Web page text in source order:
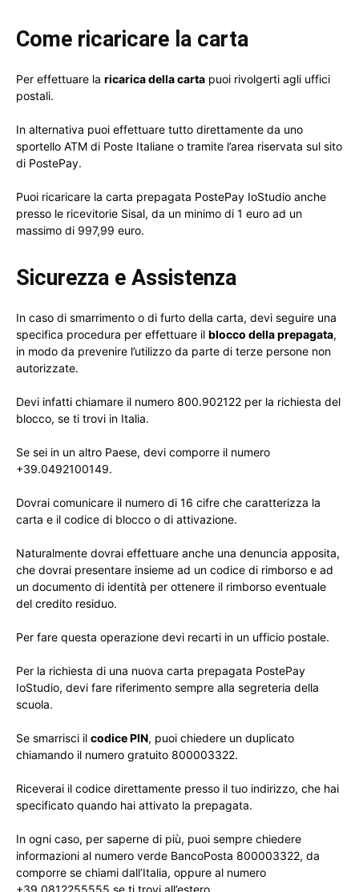
Come ricaricare la carta
Per effettuare la ricarica della carta puoi rivolgerti agli uffici
postali.
In alternativa puoi effettuare tutto direttamente da uno
sportello ATM di Poste Italiane o tramite l’area riservata sul sito
di PostePay.
Puoi ricaricare la carta prepagata PostePay IoStudio anche
presso le ricevitorie Sisal, da un minimo di 1 euro ad un
massimo di 997,99 euro.
Sicurezza e Assistenza
In caso di smarrimento o di furto della carta, devi seguire una
specifica procedura per effettuare il blocco della prepagata,
in modo da prevenire l’utilizzo da parte di terze persone non
autorizzate.
Devi infatti chiamare il numero 800.902122 per la richiesta del
blocco, se ti trovi in Italia.
Se sei in un altro Paese, devi comporre il numero
+39.0492100149.
Dovrai comunicare il numero di 16 cifre che caratterizza la
carta e il codice di blocco o di attivazione.
Naturalmente dovrai effettuare anche una denuncia apposita,
che dovrai presentare insieme ad un codice di rimborso e ad
un documento di identità per ottenere il rimborso eventuale
del credito residuo.
Per fare questa operazione devi recarti in un ufficio postale.
Per la richiesta di una nuova carta prepagata PostePay
IoStudio, devi fare riferimento sempre alla segreteria della
scuola.
Se smarrisci il codice PIN, puoi chiedere un duplicato
chiamando il numero gratuito 800003322.
Riceverai il codice direttamente presso il tuo indirizzo, che hai
specificato quando hai attivato la prepagata.
In ogni caso, per saperne di più, puoi sempre chiedere
informazioni al numero verde BancoPosta 800003322, da
comporre se chiami dall’Italia, oppure al numero
+39.0812255555 se ti trovi all’estero.